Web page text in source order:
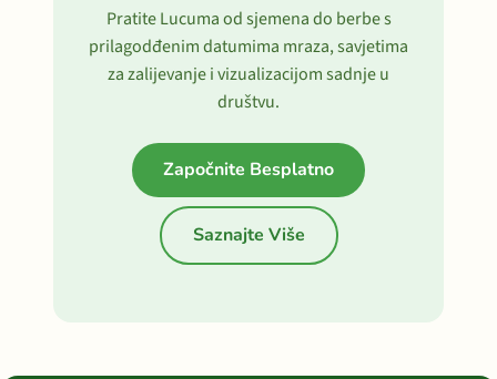
Pratite Lucuma od sjemena do berbe s
prilagodđenim datumima mraza, savjetima
za zalijevanje i vizualizacijom sadnje u
društvu.
Započnite Besplatno
Saznajte Više